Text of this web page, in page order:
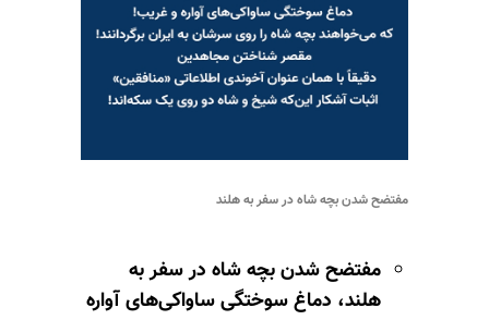
مفتضح شدن بچه شاه در سفر به هلند
مفتضح شدن بچه شاه در سفر به
هلند، دماغ سوختگی ساواکی‌های آواره